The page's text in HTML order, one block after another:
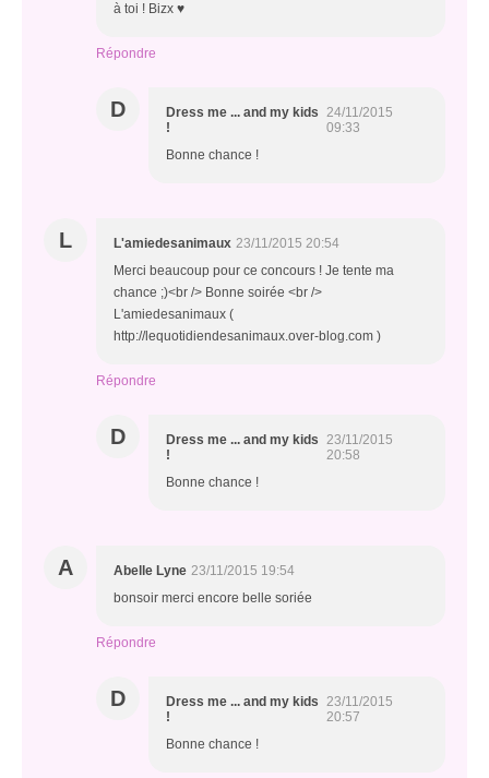
à toi ! Bizx ♥
Répondre
D
Dress me ... and my kids
!
24/11/2015
09:33
Bonne chance !
L L'amiedesanimaux 23/11/2015 20:54
Merci beaucoup pour ce concours ! Je tente ma
chance ;)<br /> Bonne soirée <br />
L'amiedesanimaux (
http://lequotidiendesanimaux.over-blog.com )
Répondre
D
Dress me ... and my kids
!
23/11/2015
20:58
Bonne chance !
A Abelle Lyne 23/11/2015 19:54
bonsoir merci encore belle soriée
Répondre
D
Dress me ... and my kids
!
23/11/2015
20:57
Bonne chance !